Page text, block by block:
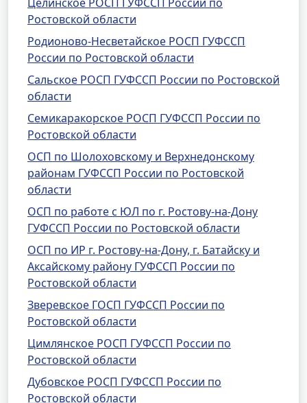
Ростовской области
Родионово-Несветайское РОСП ГУФССП
России по Ростовской области
Сальское РОСП ГУФССП России по Ростовской
области
Семикаракорское РОСП ГУФССП России по
Ростовской области
ОСП по Шолоховскому и Верхнедонскому
районам ГУФССП России по Ростовской
области
ОСП по работе с ЮЛ по г. Ростову-на-Дону
ГУФССП России по Ростовской области
ОСП по ИР г. Ростову-на-Дону, г. Батайску и
Аксайскому району ГУФССП России по
Ростовской области
Зверевское ГОСП ГУФССП России по
Ростовской области
Цимлянское РОСП ГУФССП России по
Ростовской области
Дубовское РОСП ГУФССП России по
Ростовской области